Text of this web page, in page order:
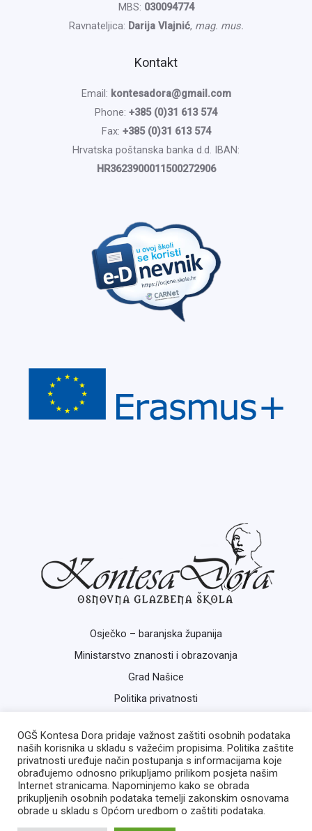
MBS: 030094774
Ravnateljica: Darija Vlajnić, mag. mus.
Kontakt
Email: kontesadora@gmail.com
Phone: +385 (0)31 613 574
Fax: +385 (0)31 613 574
Hrvatska poštanska banka d.d. IBAN:
HR3623900011500272906
Osječko – baranjska županija
Ministarstvo znanosti i obrazovanja
Grad Našice
Politika privatnosti
Copyright © 2026 OGŠ Kontesa Dora | Izrada: ISB
OGŠ Kontesa Dora pridaje važnost zaštiti osobnih podataka
naših korisnika u skladu s važećim propisima. Politika zaštite
privatnosti uređuje način postupanja s informacijama koje
obrađujemo odnosno prikupljamo prilikom posjeta našim
Internet stranicama. Napominjemo kako se obrada
prikupljenih osobnih podataka temelji zakonskim osnovama
obrade u skladu s Općom uredbom o zaštiti podataka.